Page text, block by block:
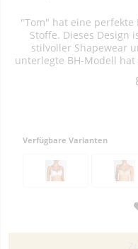
"Tom" hat eine
Stoffe. Dieses Design
stilvoller Shapewear
unterlegte BH-Modell
Verfügbare Varianten